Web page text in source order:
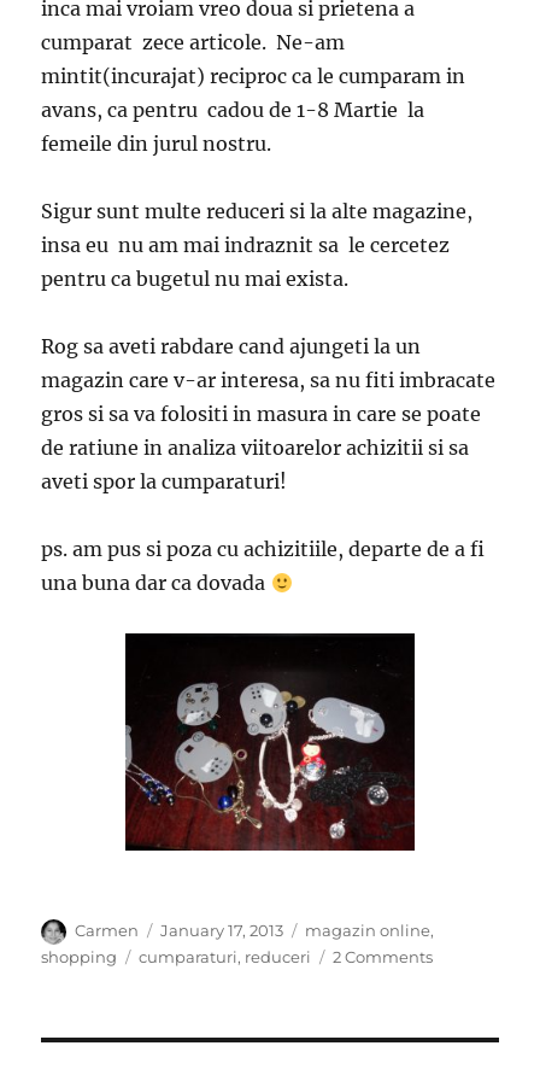
inca mai vroiam vreo doua si prietena a
cumparat zece articole. Ne-am
mintit(incurajat) reciproc ca le cumparam in
avans, ca pentru cadou de 1-8 Martie la
femeile din jurul nostru.
Sigur sunt multe reduceri si la alte magazine,
insa eu nu am mai indraznit sa le cercetez
pentru ca bugetul nu mai exista.
Rog sa aveti rabdare cand ajungeti la un
magazin care v-ar interesa, sa nu fiti imbracate
gros si sa va folositi in masura in care se poate
de ratiune in analiza viitoarelor achizitii si sa
aveti spor la cumparaturi!
ps. am pus si poza cu achizitiile, departe de a fi
una buna dar ca dovada
Author
Carmen
Posted
on
January 17, 2013 Categories
magazin online,
shopping
Tags
cumparaturi, reduceri 2 Commentson